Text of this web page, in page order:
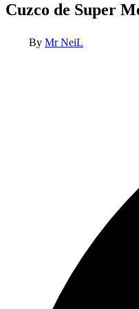
Cuzco de Super
PostedBy Mr NeiL